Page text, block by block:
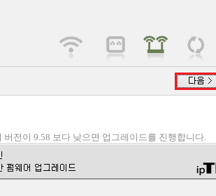
버전이 9.58 보다 낮으면 업그레이드를 진행합니다.